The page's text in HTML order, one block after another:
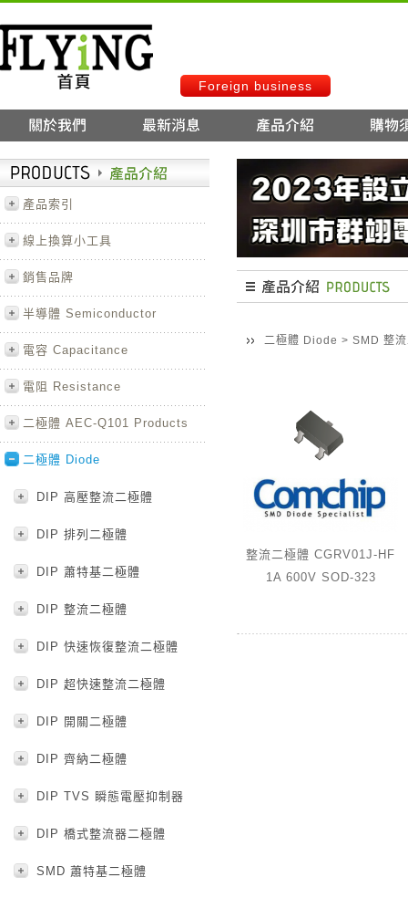
Foreign business
產品索引
線上換算小工具
銷售品牌
半導體 Semiconductor
電容 Capacitance
電阻 Resistance
二極體 AEC-Q101 Products
二極體 Diode
DIP 高壓整流二極體
DIP 排列二極體
DIP 蕭特基二極體
DIP 整流二極體
DIP 快速恢復整流二極體
DIP 超快速整流二極體
DIP 開關二極體
DIP 齊納二極體
DIP TVS 瞬態電壓抑制器
DIP 橋式整流器二極體
SMD 蕭特基二極體
二極體 Diode > SMD 整
整流二極體 CGRV01J-HF
1A 600V SOD-323